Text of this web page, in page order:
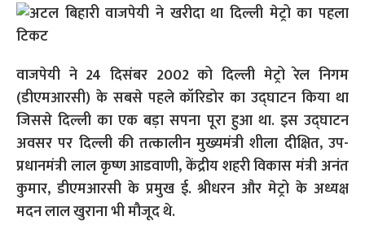
वाजपेयी ने 24 दिसंबर 2002 को दिल्ली मेट्रो रेल निगम
(डीएमआरसी) के सबसे पहले कॉरिडोर का उद्घाटन किया था
जिससे दिल्ली का एक बड़ा सपना पूरा हुआ था. इस उद्घाटन
अवसर पर दिल्ली की तत्कालीन मुख्यमंत्री शीला दीक्षित, उप-
प्रधानमंत्री लाल कृष्ण आडवाणी, केंद्रीय शहरी विकास मंत्री अनंत
कुमार, डीएमआरसी के प्रमुख ई. श्रीधरन और मेट्रो के अध्यक्ष
मदन लाल खुराना भी मौजूद थे.